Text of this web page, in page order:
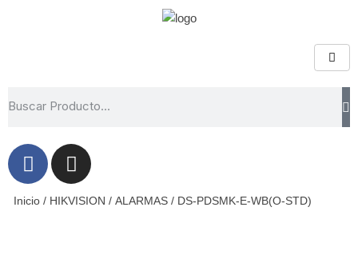
Inicio / HIKVISION /ALARMAS / DS-PDSMK-E-WB(O-STD)